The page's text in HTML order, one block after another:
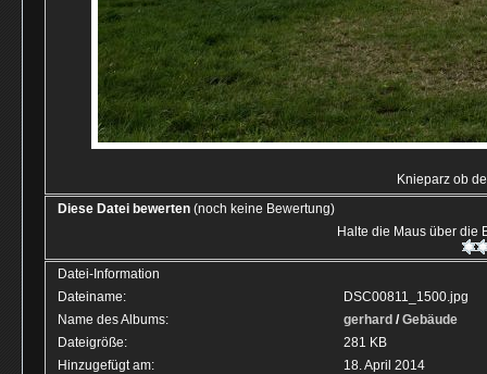
Knieparz ob
Diese Datei bewerten (noch keine Bewertung)
Halte die Maus über die
Datei-Information
Dateiname:
DSC00811_1500.jpg
Name des Albums:
gerhard /Gebäude
Dateigröße:
281 KB
Hinzugefügt am:
18. April 2014